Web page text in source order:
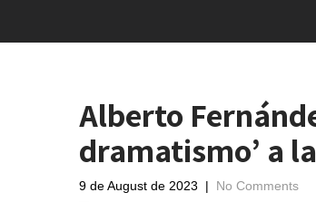
Alberto
dramatismo’ a
9 de August de 2023 | No Comments